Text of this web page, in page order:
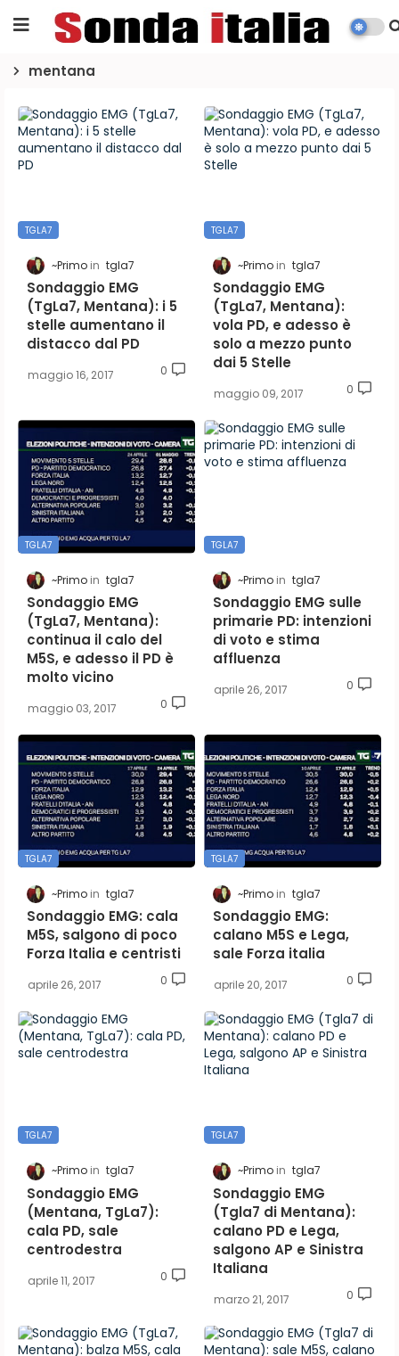
mentana
TGLA7
~Primo tgla7
Sondaggio EMG
(TgLa7, Mentana): i 5
stelle aumentano il
distacco dal PD
maggio 16, 2017 0
TGLA7
~Primo tgla7
Sondaggio EMG
(TgLa7, Mentana):
vola PD, e adesso è
solo a mezzo punto
dai 5 Stelle
maggio 09, 2017 0
TGLA7
~Primo tgla7
Sondaggio EMG
(TgLa7, Mentana):
continua il calo del
M5S, e adesso il PD è
molto vicino
maggio 03, 2017 0
TGLA7
~Primo tgla7
Sondaggio EMG sulle
primarie PD: intenzioni
di voto e stima
affluenza
aprile 26, 2017 0
TGLA7
~Primo tgla7
Sondaggio EMG: cala
M5S, salgono di poco
Forza Italia e centristi
aprile 26, 2017 0
TGLA7
~Primo tgla7
Sondaggio EMG:
calano M5S e Lega,
sale Forza italia
aprile 20, 2017 0
TGLA7
~Primo tgla7
Sondaggio EMG
(Mentana, TgLa7):
cala PD, sale
centrodestra
aprile 11, 2017 0
TGLA7
~Primo tgla7
Sondaggio EMG
(Tgla7 di Mentana):
calano PD e Lega,
salgono AP e Sinistra
Italiana
marzo 21, 2017 0